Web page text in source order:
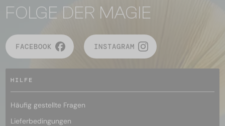
FOLGE DER MAGIE
FACEBOOK INSTAGRAM
HILFE
Häufig gestellte Fragen
Lieferbedingungen